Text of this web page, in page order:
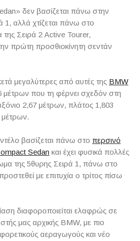
δεν βασίζεται πάνω στην
1, αλλά χτίζεται πάνω στο
Σειρά 2 Active Tourer,
πρώτη προσθιοκίνητη σεντάν
μεγαλύτερες από αυτές της BMW
μέτρων που τη φέρνει σχεδόν στη
2,67 μέτρων, πλάτος 1,803
μέτρων.
βασίζεται πάνω στο περσινό
Sedan και έχει φυσικά πολλές
της 5θυρης Σειρά 1, πάνω στο
με επιτυχία ο τρίτος πίσω
διαφοροποιείται ελαφρώς σε
μας αρχικής BMW, με πιο
αεραγωγούς και νέο